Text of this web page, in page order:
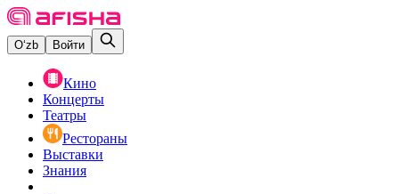
O‘zb Войти
Кино
Концерты
Театры
Рестораны
Выставки
Знания